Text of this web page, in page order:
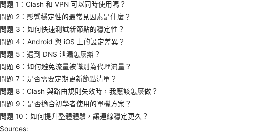
問題 1：Clash 和 VPN 可以同時使用嗎？
問題 2：影響穩定性的最常見因素是什麼？
問題 3：如何快速測試新節點的穩定性？
問題 4：Android 與 iOS 上的設定差異？
問題 5：遇到 DNS 泄漏怎麼辦？
問題 6：如何避免流量被識別為代理流量？
問題 7：是否需要定期更新節點清單？
問題 8：Clash 與路由規則失效時，我應該怎麼做？
問題 9：是否適合初學者使用的單機方案？
問題 10：如何提升整體體驗，讓連線穩定更久？
Sources: